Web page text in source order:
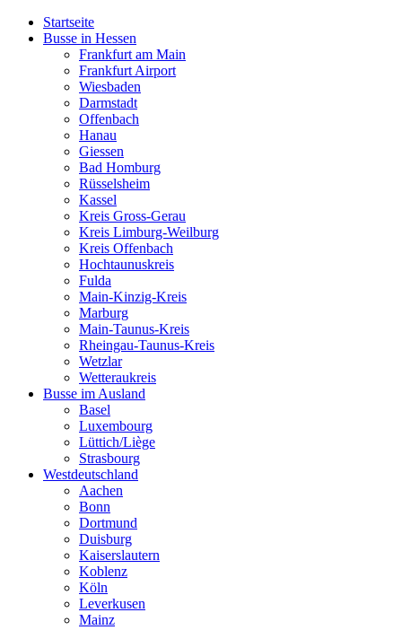
Startseite
Busse in Hessen
Frankfurt am Main
Frankfurt Airport
Wiesbaden
Darmstadt
Offenbach
Hanau
Giessen
Bad Homburg
Rüsselsheim
Kassel
Kreis Gross-Gerau
Kreis Limburg-Weilburg
Kreis Offenbach
Hochtaunuskreis
Fulda
Main-Kinzig-Kreis
Marburg
Main-Taunus-Kreis
Rheingau-Taunus-Kreis
Wetzlar
Wetteraukreis
Busse im Ausland
Basel
Luxembourg
Lüttich/Liège
Strasbourg
Westdeutschland
Aachen
Bonn
Dortmund
Duisburg
Kaiserslautern
Koblenz
Köln
Leverkusen
Mainz